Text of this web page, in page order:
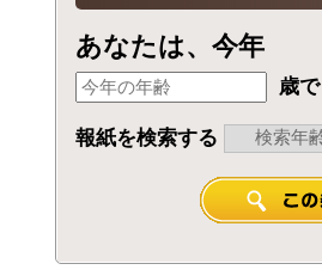
あなたは、今年
歳で
報紙を検索する